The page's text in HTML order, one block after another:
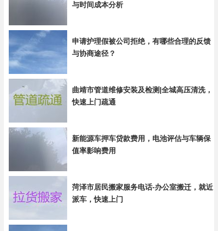
与时间成本分析
申请护理假被公司拒绝，有哪些合理的反馈
与协商途径？
曲靖市管道维修安装及检测|全城高压清洗，
快速上门疏通
新能源车押车贷款费用，电池评估与车辆保
值率影响费用
菏泽市居民搬家服务电话-办公室搬迁，就近
派车，快速上门